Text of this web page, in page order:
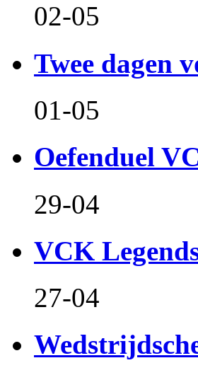
02-05
Twee dagen
01-05
Oefenduel
29-04
VCK
27-04